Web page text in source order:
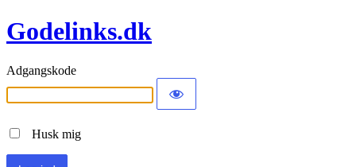
Godelinks.dk
Adgangskode
Husk mig